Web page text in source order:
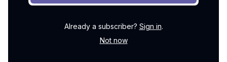
Already a subscriber? Sign in.
Not now